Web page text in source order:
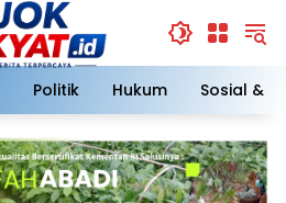
Politik Hukum Sosial &